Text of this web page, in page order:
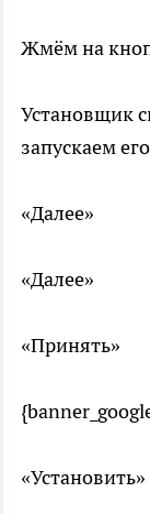
Жмём на
Установщик
запускаем
«Далее»
«Далее»
«Принять»
«Установить»